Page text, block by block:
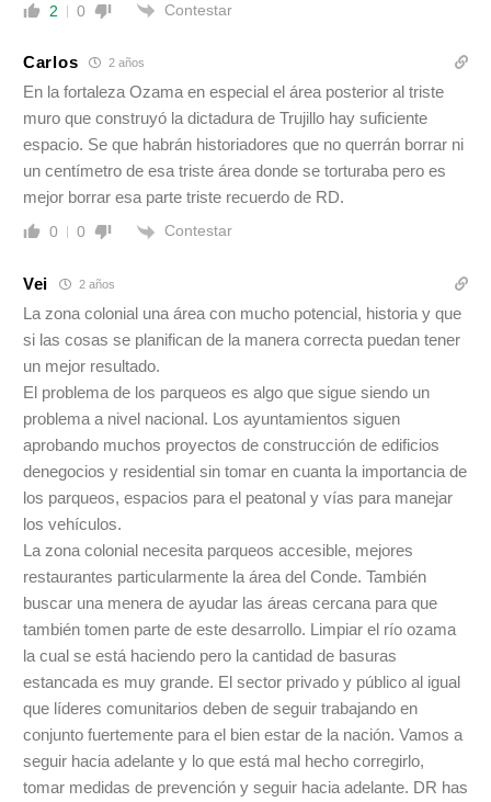
2 0 Contestar
Carlos 2 años
En la fortaleza Ozama en especial el área posterior al triste
muro que construyó la dictadura de Trujillo hay suficiente
espacio. Se que habrán historiadores que no querrán borrar ni
un centímetro de esa triste área donde se torturaba pero es
mejor borrar esa parte triste recuerdo de RD.
0 0 Contestar
Vei 2 años
La zona colonial una área con mucho potencial, historia y que
si las cosas se planifican de la manera correcta puedan tener
un mejor resultado.
El problema de los parqueos es algo que sigue siendo un
problema a nivel nacional. Los ayuntamientos siguen
aprobando muchos proyectos de construcción de edificios
denegocios y residential sin tomar en cuanta la importancia de
los parqueos, espacios para el peatonal y vías para manejar
los vehículos.
La zona colonial necesita parqueos accesible, mejores
restaurantes particularmente la área del Conde. También
buscar una menera de ayudar las áreas cercana para que
también tomen parte de este desarrollo. Limpiar el río ozama
la cual se está haciendo pero la cantidad de basuras
estancada es muy grande. El sector privado y público al igual
que líderes comunitarios deben de seguir trabajando en
conjunto fuertemente para el bien estar de la nación. Vamos a
seguir hacia adelante y lo que está mal hecho corregirlo,
tomar medidas de prevención y seguir hacia adelante. DR has